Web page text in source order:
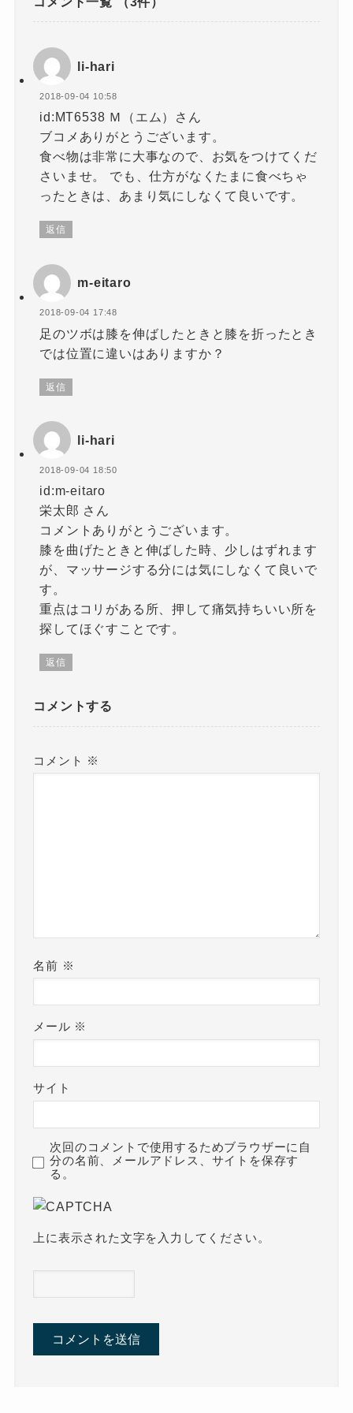
li-hari
2018-09-04 10:58
id:MT6538 Ｍ（エム）さん
ブコメありがとうございます。
食べ物は非常に大事なので、お気をつけてくだ
さいませ。 でも、仕方がなくたまに食べちゃ
ったときは、あまり気にしなくて良いです。
返信
m-eitaro
2018-09-04 17:48
足のツボは膝を伸ばしたときと膝を折ったとき
では位置に違いはありますか？
返信
li-hari
2018-09-04 18:50
id:m-eitaro
栄太郎 さん
コメントありがとうございます。
膝を曲げたときと伸ばした時、少しはずれます
が、マッサージする分には気にしなくて良いで
す。
重点はコリがある所、押して痛気持ちいい所を
探してほぐすことです。
返信
コメントする
コメント ※
名前 ※
メール ※
サイト
次回のコメントで使用するためブラウザーに自
分の名前、メールアドレス、サイトを保存す
る。
上に表示された文字を入力してください。